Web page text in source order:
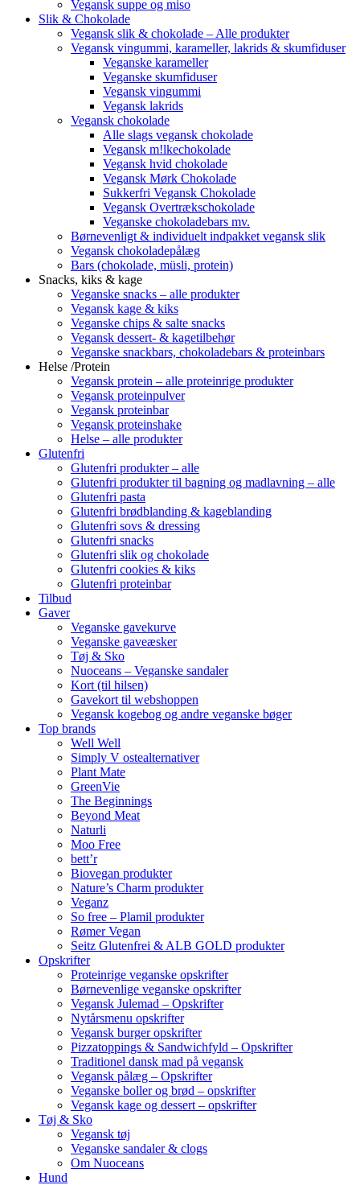
Vegansk suppe og miso
Slik & Chokolade
Vegansk slik & chokolade – Alle produkter
Vegansk vingummi, karameller, lakrids & skumfiduser
Veganske karameller
Veganske skumfiduser
Vegansk vingummi
Vegansk lakrids
Vegansk chokolade
Alle slags vegansk chokolade
Vegansk m!lkechokolade
Vegansk hvid chokolade
Vegansk Mørk Chokolade
Sukkerfri Vegansk Chokolade
Vegansk Overtrækschokolade
Veganske chokoladebars mv.
Børnevenligt & individuelt indpakket vegansk slik
Vegansk chokoladepålæg
Bars (chokolade, müsli, protein)
Snacks, kiks & kage
Veganske snacks – alle produkter
Vegansk kage & kiks
Veganske chips & salte snacks
Vegansk dessert- & kagetilbehør
Veganske snackbars, chokoladebars & proteinbars
Helse /Protein
Vegansk protein – alle proteinrige produkter
Vegansk proteinpulver
Vegansk proteinbar
Vegansk proteinshake
Helse – alle produkter
Glutenfri
Glutenfri produkter – alle
Glutenfri produkter til bagning og madlavning – alle
Glutenfri pasta
Glutenfri brødblanding & kageblanding
Glutenfri sovs & dressing
Glutenfri snacks
Glutenfri slik og chokolade
Glutenfri cookies & kiks
Glutenfri proteinbar
Tilbud
Gaver
Veganske gavekurve
Veganske gaveæsker
Tøj & Sko
Nuoceans – Veganske sandaler
Kort (til hilsen)
Gavekort til webshoppen
Vegansk kogebog og andre veganske bøger
Top brands
Well Well
Simply V ostealternativer
Plant Mate
GreenVie
The Beginnings
Beyond Meat
Naturli
Moo Free
bett’r
Biovegan produkter
Nature’s Charm produkter
Veganz
So free – Plamil produkter
Rømer Vegan
Seitz Glutenfrei & ALB GOLD produkter
Opskrifter
Proteinrige veganske opskrifter
Børnevenlige veganske opskrifter
Vegansk Julemad – Opskrifter
Nytårsmenu opskrifter
Vegansk burger opskrifter
Pizzatoppings & Sandwichfyld – Opskrifter
Traditionel dansk mad på vegansk
Vegansk pålæg – Opskrifter
Veganske boller og brød – opskrifter
Vegansk kage og dessert – opskrifter
Tøj & Sko
Vegansk tøj
Veganske sandaler & clogs
Om Nuoceans
Hund